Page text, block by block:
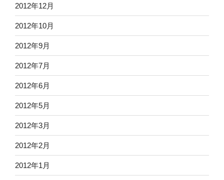
2012年12月
2012年10月
2012年9月
2012年7月
2012年6月
2012年5月
2012年3月
2012年2月
2012年1月